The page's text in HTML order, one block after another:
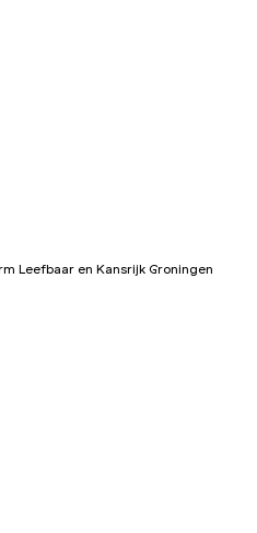
Leefbaar en Kansrijk Groningen